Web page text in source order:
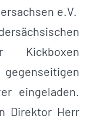
e.V.
Kickboxen
eingeladen.
Direktor Herr